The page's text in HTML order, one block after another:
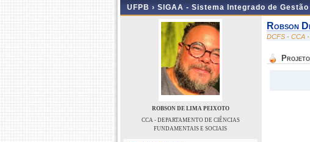
UFPB › SIGAA - Sistema Integrado de
ROBSON DE LIMA PEIXOTO
CCA - DEPARTAMENTO DE CIÊNCIAS
FUNDAMENTAIS E SOCIAIS
Robson
DCFS - CCA